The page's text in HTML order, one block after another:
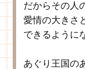
だからその人
愛情の大きさ
できるように
あぐり王国の